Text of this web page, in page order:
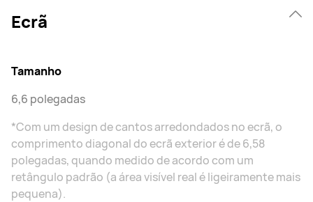
Ecrã
Tamanho
6,6 polegadas
*Com um design de cantos arredondados no ecrã, o
comprimento diagonal do ecrã exterior é de 6,58
polegadas, quando medido de acordo com um
retângulo padrão (a área visível real é ligeiramente mais
pequena).